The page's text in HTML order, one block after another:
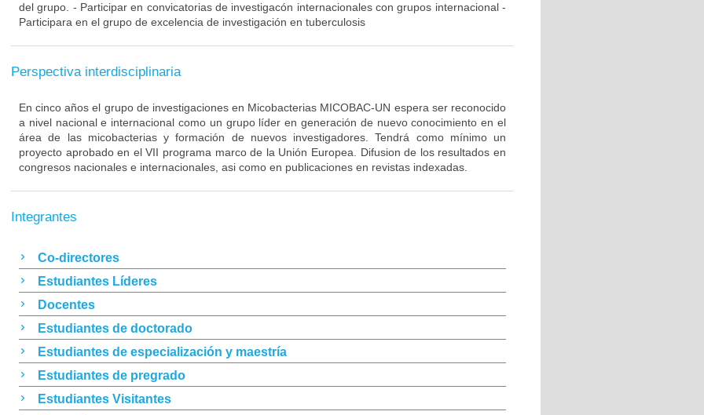
del grupo. - Participar en convicatorias de investigacón internacionales con grupos internacional -
Participara en el grupo de excelencia de investigación en tuberculosis
Perspectiva interdisciplinaria
En cinco años el grupo de investigaciones en Micobacterias MICOBAC-UN espera ser reconocido
a nivel nacional e internacional como un grupo líder en generación de nuevo conocimiento en el
área de las micobacterias y formación de nuevos investigadores. Tendrá como mínimo un
proyecto aprobado en el VII programa marco de la Unión Europea. Difusion de los resultados en
congresos nacionales e internacionales, asi como en publicaciones en revistas indexadas.
Integrantes
Co-directores
Estudiantes Líderes
Docentes
Estudiantes de doctorado
Estudiantes de especialización y maestría
Estudiantes de pregrado
Estudiantes Visitantes